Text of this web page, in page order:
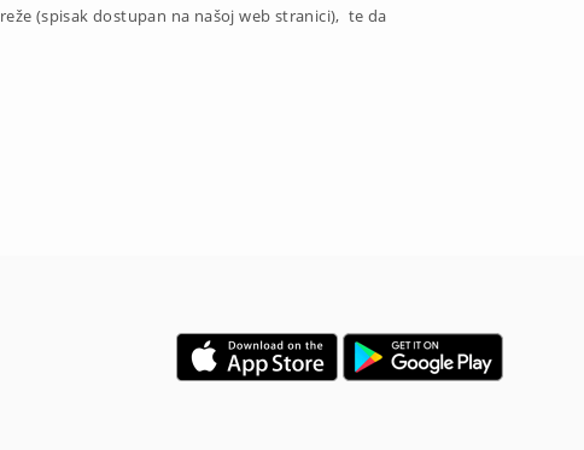
(spisak dostupan na našoj web stranici), te da